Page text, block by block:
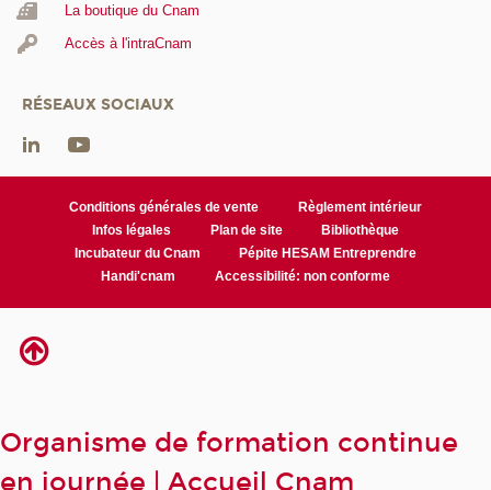
La boutique du Cnam
Accès à l'intraCnam
RÉSEAUX SOCIAUX
Conditions générales de vente
Règlement intérieur
Infos légales
Plan de site
Bibliothèque
Incubateur du Cnam
Pépite HESAM Entreprendre
Handi'cnam
Accessibilité: non conforme
Organisme de formation continue
en journée | Accueil Cnam